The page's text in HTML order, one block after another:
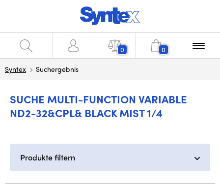
0 0
Syntex Suchergebnis
SUCHE MULTI-FUNCTION VARIABLE
ND2-32&CPL& BLACK MIST 1/4
Produkte filtern